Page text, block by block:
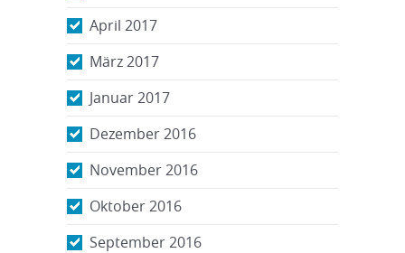
April 2017
März 2017
Januar 2017
Dezember 2016
November 2016
Oktober 2016
September 2016